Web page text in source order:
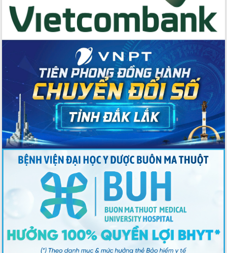
Triển khai đồng bộ đo đạc, lập hồ sơ
địa chính, hoàn thiện cơ sở dữ liệu đất
đai
Ứng dụng sinh trắc học - Bước tiến
trong hành trình chuyển đổi số tại Đắk
Đắk Lắk nâng cao hiệu quả công tác
Đảng từ Sổ tay đảng viên điện tử
Đắk Lắk đẩy mạnh nuôi biển công
nghệ, hướng tới phát triển thủy sản
bền vững
Tập huấn nâng cao năng lực triển khai
chuyển đổi số cho cán bộ, công chức
cấp xã
Đắk Lắk phát động hưởng ứng Ngày
Quyền của người tiêu dùng Việt Nam
Đẩy mạnh cải cách hành chính, quyết
tâm đạt được mục tiêu tăng trưởng
hai con số trong năm 2026
Tổ chức trang trọng Lễ hội Đền thờ
Lương Văn Chánh năm 2026
Phó Bí thư Tỉnh ủy Đắk Lắk Đỗ Hữu